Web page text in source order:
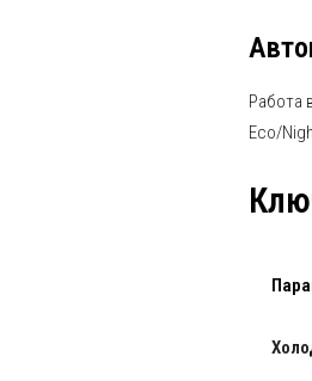
Работа
Eco/